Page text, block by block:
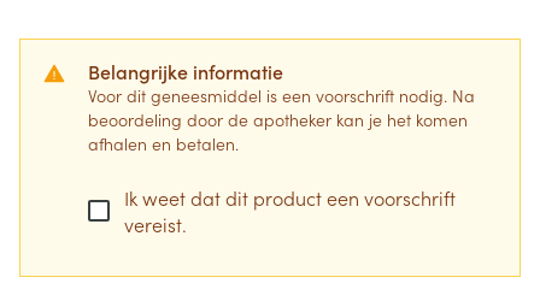
Belangrijke informatie
Voor dit geneesmiddel is een voorschrift nodig. Na
beoordeling door de apotheker kan je het komen
afhalen en betalen.
Ik weet dat dit product een voorschrift
vereist.